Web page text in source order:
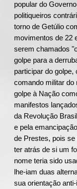
popular do
politiqueiros
torno de Getúlio
movimentos de 22
serem chamados
golpe para a
participar do
comando militar do
golpe à Nação
manifestos
da Revolução
e pela
de Prestes, pois
ter atrás de si um
nome teria sido
lhe-iam duas
sua orientação